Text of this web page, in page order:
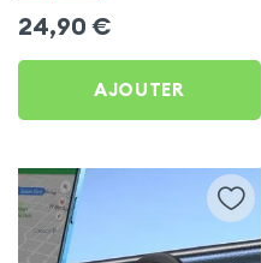
24,90 €
AJOUTER